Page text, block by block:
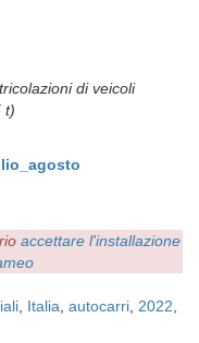
di veicoli
t)
accettare l'installazione
Italia autocarri 2022